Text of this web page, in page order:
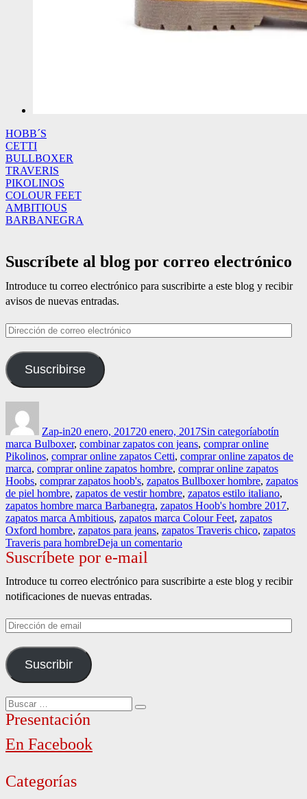
HOBB´S
CETTI
BULLBOXER
TRAVERIS
PIKOLINOS
COLOUR FEET
AMBITIOUS
BARBANEGRA
Suscríbete al blog por correo electrónico
Introduce tu correo electrónico para suscribirte a este blog y recibir
avisos de nuevas entradas.
Dirección
correo
electrónico
Suscribirse
Zap-in20 enero, 201720 enero, 2017Sin categoríabotín
marca Bulboxer, combinar zapatos con jeans, comprar online
Pikolinos, comprar online zapatos Cetti, comprar online zapatos de
marca, comprar online zapatos hombre, comprar online zapatos
Hoobs, comprar zapatos hoob's, zapatos Bullboxer hombre, zapatos
de piel hombre, zapatos de vestir hombre, zapatos estilo italiano,
zapatos hombre marca Barbanegra, zapatos Hoob's hombre 2017,
zapatos marca Ambitious, zapatos marca Colour Feet, zapatos
Oxford hombre, zapatos para jeans, zapatos Traveris chico, zapatos
Traveris para hombreDeja un comentarioen
a
Suscríbete por e-mail
Introduce tu correo electrónico para suscribirte a este blog y recibir
notificaciones de nuevas entradas.
Dirección
email
Suscribir
Buscar
por:
Buscar
Presentación
En Facebook
Categorías